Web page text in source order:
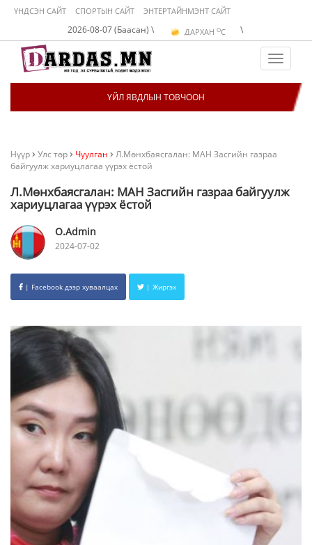
ҮНДСЭН САЙТ СПОРТЫН САЙТ ЭНТЕРТАЙНМЭНТ САЙТ
2026-08-07 (Баасан) \
O
ДАРХАН OC
ЭРДЭНЭТ C
\
Toggle
ҮЙЛ ЯВДЛЫН ТОВЧООН
Нүүр Улс төр Чуулган
Л.Мөнхбаясгалан: МАН Засгийн газраа
байгуулж хариуцлагаа үүрэх ёстой
Л.Мөнхбаясгалан: МАН Засгийн газраа байгуулж
хариуцлагаа үүрэх ёстой
O.Admin
2024-07-02
| Facebook дээр хуваалцах | Жиргэх